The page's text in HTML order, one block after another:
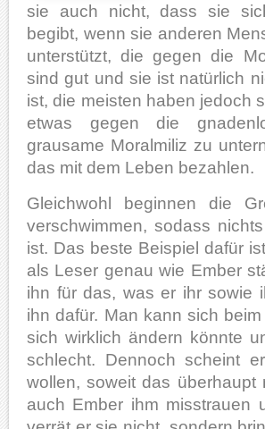
sie auch nicht, dass sie
begibt, wenn sie anderen
unterstützt, die gegen die
sind gut und sie ist natürlich
ist, die meisten haben jedoch
etwas gegen die
grausame Moralmiliz zu
das mit dem Leben bezahlen.
Gleichwohl beginnen die
verschwimmen, sodass
ist. Das beste Beispiel dafür
als Leser genau wie Ember
ihn für das, was er ihr sowie
ihn dafür. Man kann sich
sich wirklich ändern könnte
schlecht. Dennoch scheint
wollen, soweit das
auch Ember ihm misstrauen